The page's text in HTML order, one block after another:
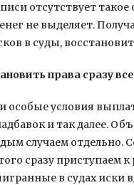
отсутствует
не выделяет.
в суды,
права сразу
особые условия
и так далее.
случаем отдельно.
сразу приступаем
в судах иски